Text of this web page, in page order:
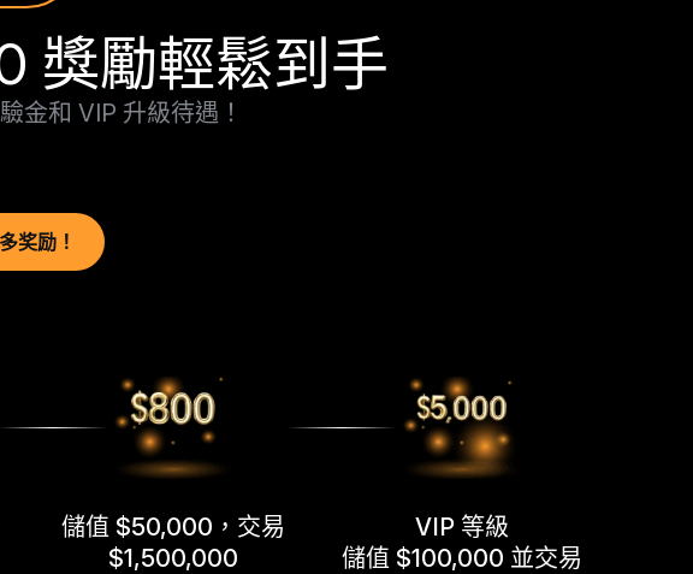
獎勵輕鬆到手
金和 VIP 升級待遇！
奖励！
儲值 $50,000，交易
$1,500,000
VIP 等級
儲值 $100,000 並交易